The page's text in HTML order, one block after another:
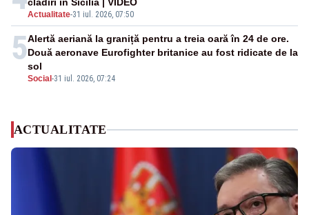
Actualitate-31 iul. 2026, 07:50
5
Social -31 iul. 2026, 07:24
Alertă aeriană la graniță pentru a treia oară în 24 de ore.
Două aeronave Eurofighter britanice au fost ridicate de la
sol
ACTUALITATE